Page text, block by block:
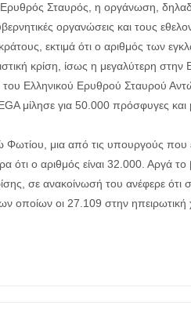
Σταυρός, η οργάνωση,
οργανώσεις και τους
εκτιμά ότι ο αριθμός των
κρίση, ίσως η μεγαλύτερη στην
Ελληνικού Ερυθρού Σταυρού
μίλησε για 50.000 πρόσφυγες
μια από τις υπουργούς που
ότι ο αριθμός είναι 32.000. Αργά
σε ανακοίνωσή του ανέφερε
οποίων οι 27.109 στην